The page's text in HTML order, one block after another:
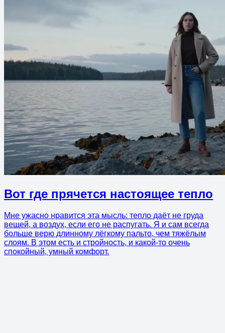
Вот где прячется настоящее тепло
Мне ужасно нравится эта мысль: тепло даёт не груда
вещей, а воздух, если его не распугать. Я и сам всегда
больше верю длинному лёгкому пальто, чем тяжёлым
слоям. В этом есть и стройность, и какой-то очень
спокойный, умный комфорт.